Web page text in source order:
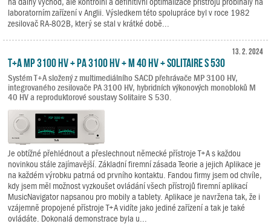
laboratorním zařízení v Anglii. Výsledkem této spolupráce byl v roce 1982
zesilovač RA-802B, který se stal v krátké době...
13. 2. 2024
T+A MP 3100 HV + PA 3100 HV + M 40 HV + Solitaire S 530
Systém T+A složený z multimediálního SACD přehrávače MP 3100 HV,
integrovaného zesilovače PA 3100 HV, hybridních výkonových monobloků M
40 HV a reproduktorové soustavy Solitaire S 530.
Je obtížné přehlédnout a přeslechnout německé přístroje T+A s každou
novinkou stále zajímavější. Základní firemní zásada Teorie a jejich Aplikace je
na každém výrobku patrná od prvního kontaktu. Fandou firmy jsem od chvíle,
kdy jsem měl možnost vyzkoušet ovládání všech přístrojů firemní aplikací
MusicNavigator napsanou pro mobily a tablety. Aplikace je navržena tak, že i
vzájemně propojené přístroje T+A vidíte jako jediné zařízení a tak je také
ovládáte. Dokonalá demonstrace byla u...